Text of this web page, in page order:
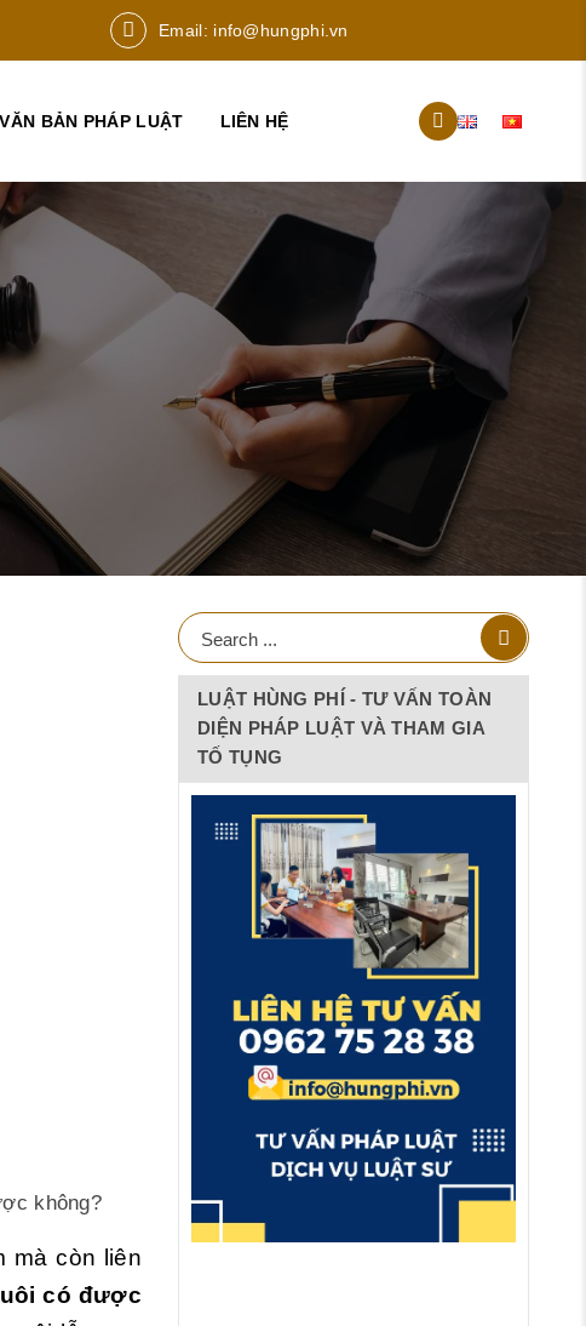
Email: info@hungphi.vn
VĂN BẢN PHÁP LUẬT LIÊN HỆ
không?
mà còn liên
có được
LUẬT HÙNG PHÍ - TƯ VẤN TOÀN
DIỆN PHÁP LUẬT VÀ THAM GIA
TỐ TỤNG